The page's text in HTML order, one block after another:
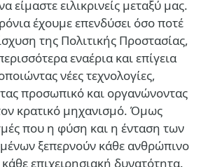
είμαστε ειλικρινείς μεταξύ μας.
έχουμε επενδύσει όσο ποτέ
της Πολιτικής Προστασίας,
εναέρια και επίγεια
νέες τεχνολογίες,
προσωπικό και οργανώνοντας
κρατικό μηχανισμό. Όμως
που η φύση και η ένταση των
ξεπερνούν κάθε ανθρώπινο
επιχειρησιακή δυνατότητα.